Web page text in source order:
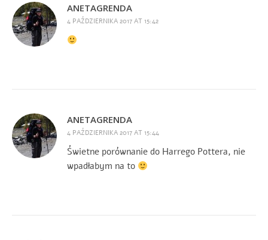
ANETAGRENDA
4 PAŹDZIERNIKA 2017 AT 15:42
ANETAGRENDA
4 PAŹDZIERNIKA 2017 AT 15:44
Świetne porównanie do Harrego Pottera, nie
wpadłabym na to